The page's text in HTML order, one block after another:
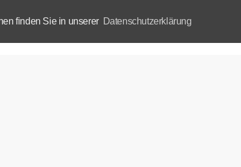
finden Sie in unserer Datenschutzerklärung
Aktuelles Akademie